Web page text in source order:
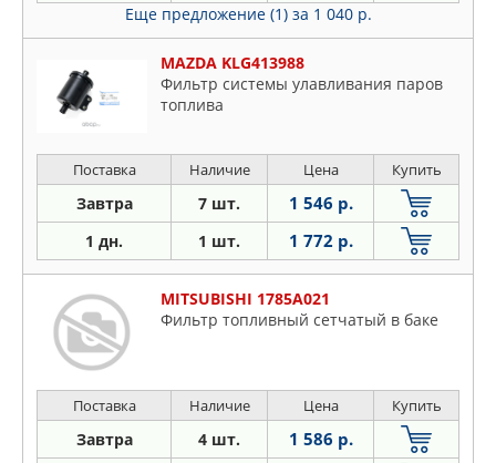
Еще предложение (1) за 1 040 р.
MAZDA KLG413988
Фильтр системы улавливания паров
топлива
Поставка Наличие Цена Купить
Завтра 7 шт. 1 546 р.
1 дн. 1 шт. 1 772 р.
MITSUBISHI 1785A021
Фильтр топливный сетчатый в баке
Поставка Наличие Цена Купить
Завтра 4 шт. 1 586 р.